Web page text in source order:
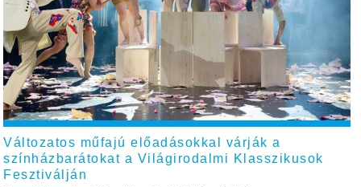
Változatos műfajú előadásokkal várják a
színházbarátokat a Világirodalmi Klasszikusok
Fesztiválján